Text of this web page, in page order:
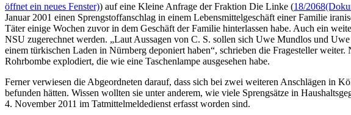
öffnet ein neues Fenster)) auf eine Kleine Anfrage der Fraktion Die Linke (18/2068
Januar 2001 einen Sprengstoffanschlag in einem Lebensmittelgeschäft einer Familie
Täter einige Wochen zuvor in dem Geschäft der Familie hinterlassen habe. Auch ein
NSU zugerechnet werden. „Laut Aussagen von C. S. sollen sich Uwe Mundlos und
einem türkischen Laden in Nürnberg deponiert haben“, schrieben die Fragesteller
Rohrbombe explodiert, die wie eine Taschenlampe ausgesehen habe.
Ferner verwiesen die Abgeordneten darauf, dass sich bei zwei weiteren Anschlägen in
befunden hätten. Wissen wollten sie unter anderem, wie viele Sprengsätze in
4. November 2011 im Tatmittelmeldedienst erfasst worden sind.